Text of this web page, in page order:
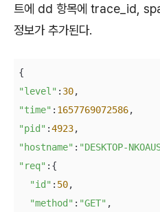
트에 dd 항목에 trace_id,
정보가 추가된다.
"level" : 30
"time" : 1657769072586
"pid" :4923
"hostname" : "DESKTOP-
"req" :{
"id" : 50,
"method" : "GET" ,